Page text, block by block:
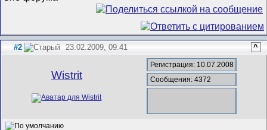
#2 23.02.2009, 09:41 ^
Wistrit
Регистрация: 10.07.2008
Сообщения: 4372